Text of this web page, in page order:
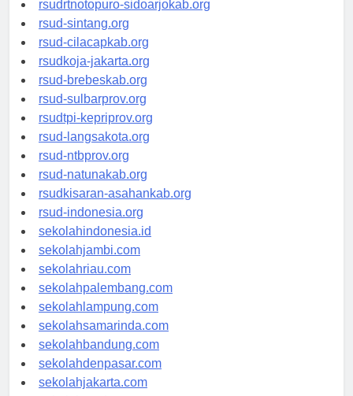
rsudrtnotopuro-sidoarjokab.org
rsud-sintang.org
rsud-cilacapkab.org
rsudkoja-jakarta.org
rsud-brebeskab.org
rsud-sulbarprov.org
rsudtpi-kepriprov.org
rsud-langsakota.org
rsud-ntbprov.org
rsud-natunakab.org
rsudkisaran-asahankab.org
rsud-indonesia.org
sekolahindonesia.id
sekolahjambi.com
sekolahriau.com
sekolahpalembang.com
sekolahlampung.com
sekolahsamarinda.com
sekolahbandung.com
sekolahdenpasar.com
sekolahjakarta.com